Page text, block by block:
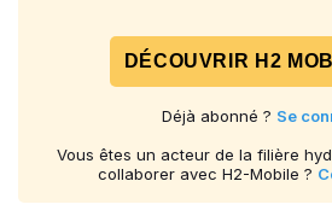
DÉCOUVRIR H2
Déjà abonné ? Se
Vous êtes un acteur de la filière
collaborer avec H2-Mobile ?